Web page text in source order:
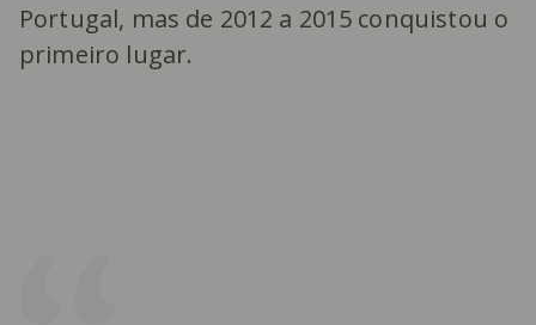
Portugal, mas de 2012 a 2015 conquistou o
primeiro lugar.